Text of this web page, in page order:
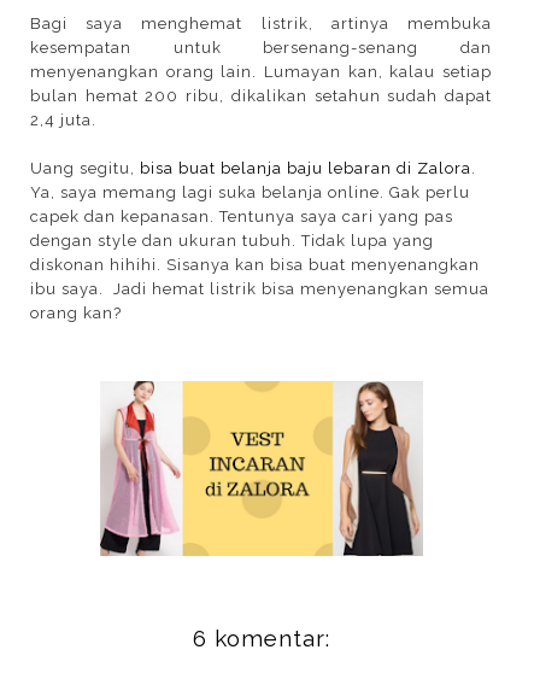
Bagi saya menghemat listrik, artinya membuka
kesempatan untuk bersenang-senang dan
menyenangkan orang lain. Lumayan kan, kalau setiap
bulan hemat 200 ribu, dikalikan setahun sudah dapat
2,4 juta.
Uang segitu, bisa buat belanja baju lebaran di Zalora
Ya, saya memang lagi suka belanja online. Gak perlu
capek dan kepanasan. Tentunya saya cari yang pas
dengan style dan ukuran tubuh. Tidak lupa yang
diskonan hihihi. Sisanya kan bisa buat menyenangkan
ibu saya. Jadi hemat listrik bisa menyenangkan semua
orang kan?
6 komentar: